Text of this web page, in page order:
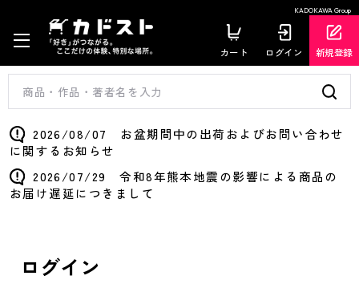
KADOKAWA Group
カート ログイン 新規登録
2026/08/07 お盆期間中の出荷およびお問い合わせ
に関するお知らせ
2026/07/29 令和8年熊本地震の影響による商品の
お届け遅延につきまして
ログイン